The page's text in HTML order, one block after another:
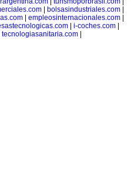
bolsasindustriales.com
empleosinternacionales.com
| i-coches.com|
tecnologiasanitaria.com